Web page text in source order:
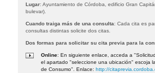
Lugar: Ayuntamiento de Córdoba, edificio Gran
bulevar).
Cuando traiga más de una consulta: Cada cita es
consultas distintas solicite dos citas.
Dos formas para solicitar su cita previa para la
Online: En siguiente enlace, acceda a
el apartado "seleccione una ubicación" escoja
de Consumo". Enlace: http://